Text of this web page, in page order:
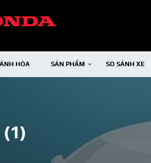
HÒA SẢN PHẨM SO SÁNH XE